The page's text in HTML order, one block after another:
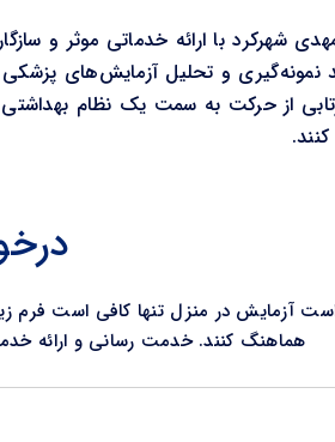
شهرکرد با ارائه خدماتی موثر و
نمونه‌گیری و تحلیل آزمایش‌های
از حرکت به سمت یک نظام بهداشتی
آزمایش در منزل تنها کافی است فرم
هماهنگ کنند. خدمت رسانی و ارائه